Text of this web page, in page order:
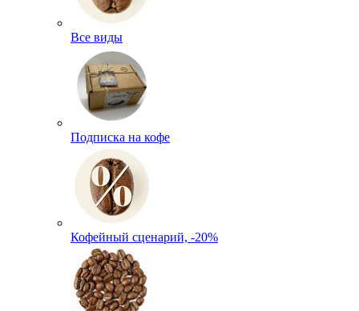
Все виды
Подписка на кофе
Кофейный сценарий, -20%